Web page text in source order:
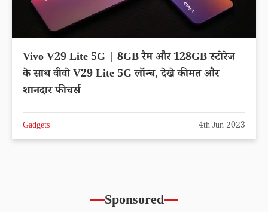
Vivo V29 Lite 5G | 8GB रैम और 128GB स्टोरेज
के साथ वीवो V29 Lite 5G लॉन्च, देखे कीमत और
शानदार फीचर्स
Gadgets 4th Jun 2023
Sponsored